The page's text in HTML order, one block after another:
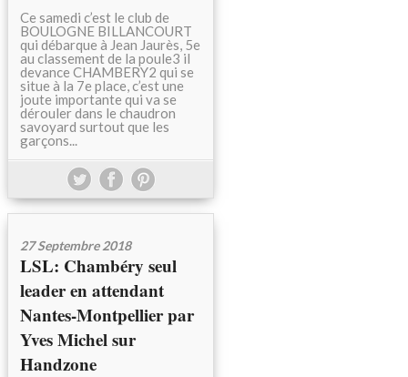
Ce samedi c’est le club de
BOULOGNE BILLANCOURT
qui débarque à Jean Jaurès, 5e
au classement de la poule3 il
devance CHAMBERY2 qui se
situe à la 7e place, c’est une
joute importante qui va se
dérouler dans le chaudron
savoyard surtout que les
garçons...
27 Septembre 2018
LSL: Chambéry seul
leader en attendant
Nantes-Montpellier par
Yves Michel sur
Handzone